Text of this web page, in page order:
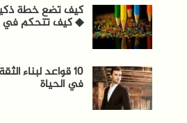
كيف تضع خطة
◆ كيف تتحكم في
10 قواعد لبناء
في الحياة